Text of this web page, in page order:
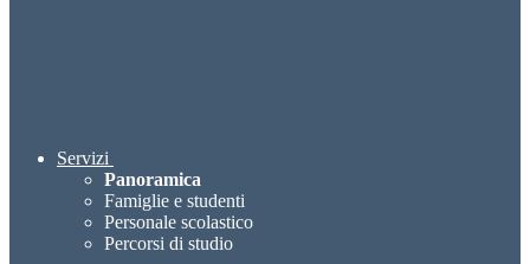
Servizi
Panoramica
Famiglie e studenti
Personale scolastico
Percorsi di studio